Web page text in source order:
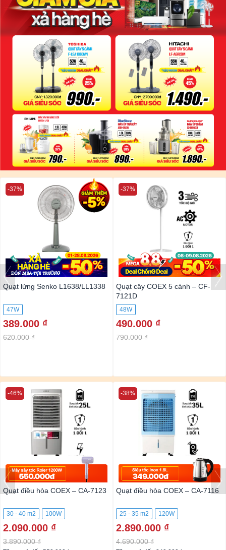
Quạt lửng Senko L1638/LL1338
47W
389.000 ₫
620.000 ₫
-37%
Quạt cây COEX 5 cánh – CF-
7121D
48W
490.000 ₫
790.000 ₫
-37%
Quạt điều hòa COEX – CA-7123
30 - 40 m2 100W
2.090.000 ₫
3.890.000 ₫
-46%
Quạt điều hòa COEX – CA-7116
25 - 35 m2 120W
2.890.000 ₫
4.690.000 ₫
-38%